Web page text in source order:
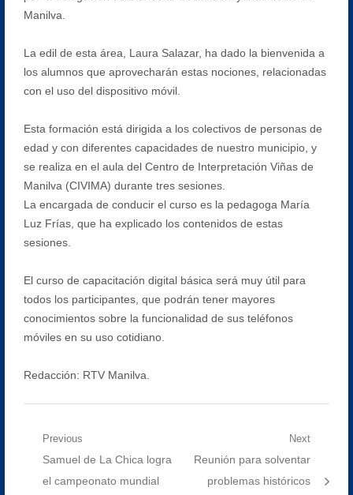
Manilva.
La edil de esta área, Laura Salazar, ha dado la bienvenida a
los alumnos que aprovecharán estas nociones, relacionadas
con el uso del dispositivo móvil.
Esta formación está dirigida a los colectivos de personas de
edad y con diferentes capacidades de nuestro municipio, y
se realiza en el aula del Centro de Interpretación Viñas de
Manilva (CIVIMA) durante tres sesiones.
La encargada de conducir el curso es la pedagoga María
Luz Frías, que ha explicado los contenidos de estas
sesiones.
El curso de capacitación digital básica será muy útil para
todos los participantes, que podrán tener mayores
conocimientos sobre la funcionalidad de sus teléfonos
móviles en su uso cotidiano.
Redacción: RTV Manilva.
Navegación
Previous
Previous
post:
Samuel de La Chica logra
el campeonato mundial
Next
Next
post:
Reunión para solventar
problemas históricos